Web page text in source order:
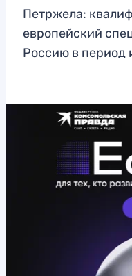
Петржела:
европейский
Россию в период